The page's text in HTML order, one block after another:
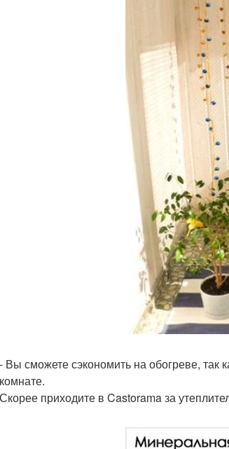
- Вы сможете сэкономить на обогреве, так
комнате.
Скорее приходите в Castorama за